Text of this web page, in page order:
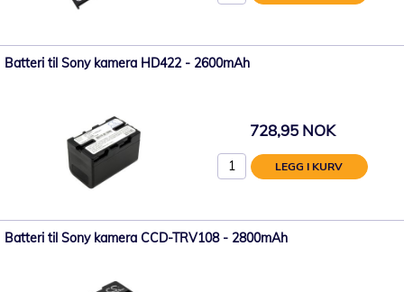
Batteri til Sony kamera HD422 - 2600mAh
728,95 NOK
LEGG I KURV
Batteri til Sony kamera CCD-TRV108 - 2800mAh